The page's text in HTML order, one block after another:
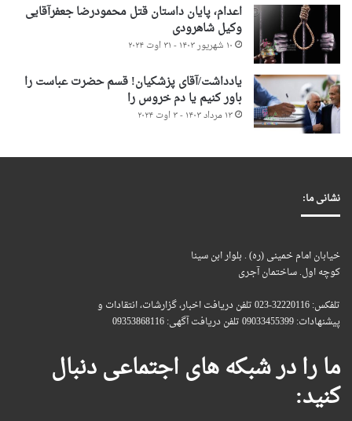
اعدام، پایان داستان قتل محمودرضا جعفرآقایی
وکیل شاهرودی
۱۰ شهریور ۱۴۰۳ - ۳۱ اوت ۲۰۲۴
یادداشت/آقای پزشکیان! قسم حضرت عباست را
باور کنیم یا دم خروس را
۱۳ مرداد ۱۴۰۳ - ۳ اوت ۲۰۲۴
نشانی ما:
خیابان امام خمینی (ره) . بلوار ابن سینا
کوچه اول. ساختمان آجری
تلفکس: 32220116-023 تلفن دریافت اخبار، گزارشات، انتقادات و
پیشنهادات: 09033455399 تلفن دریافت آگهی: 09353868116
ما را در شبکه های اجتماعی دنبال
کنید: